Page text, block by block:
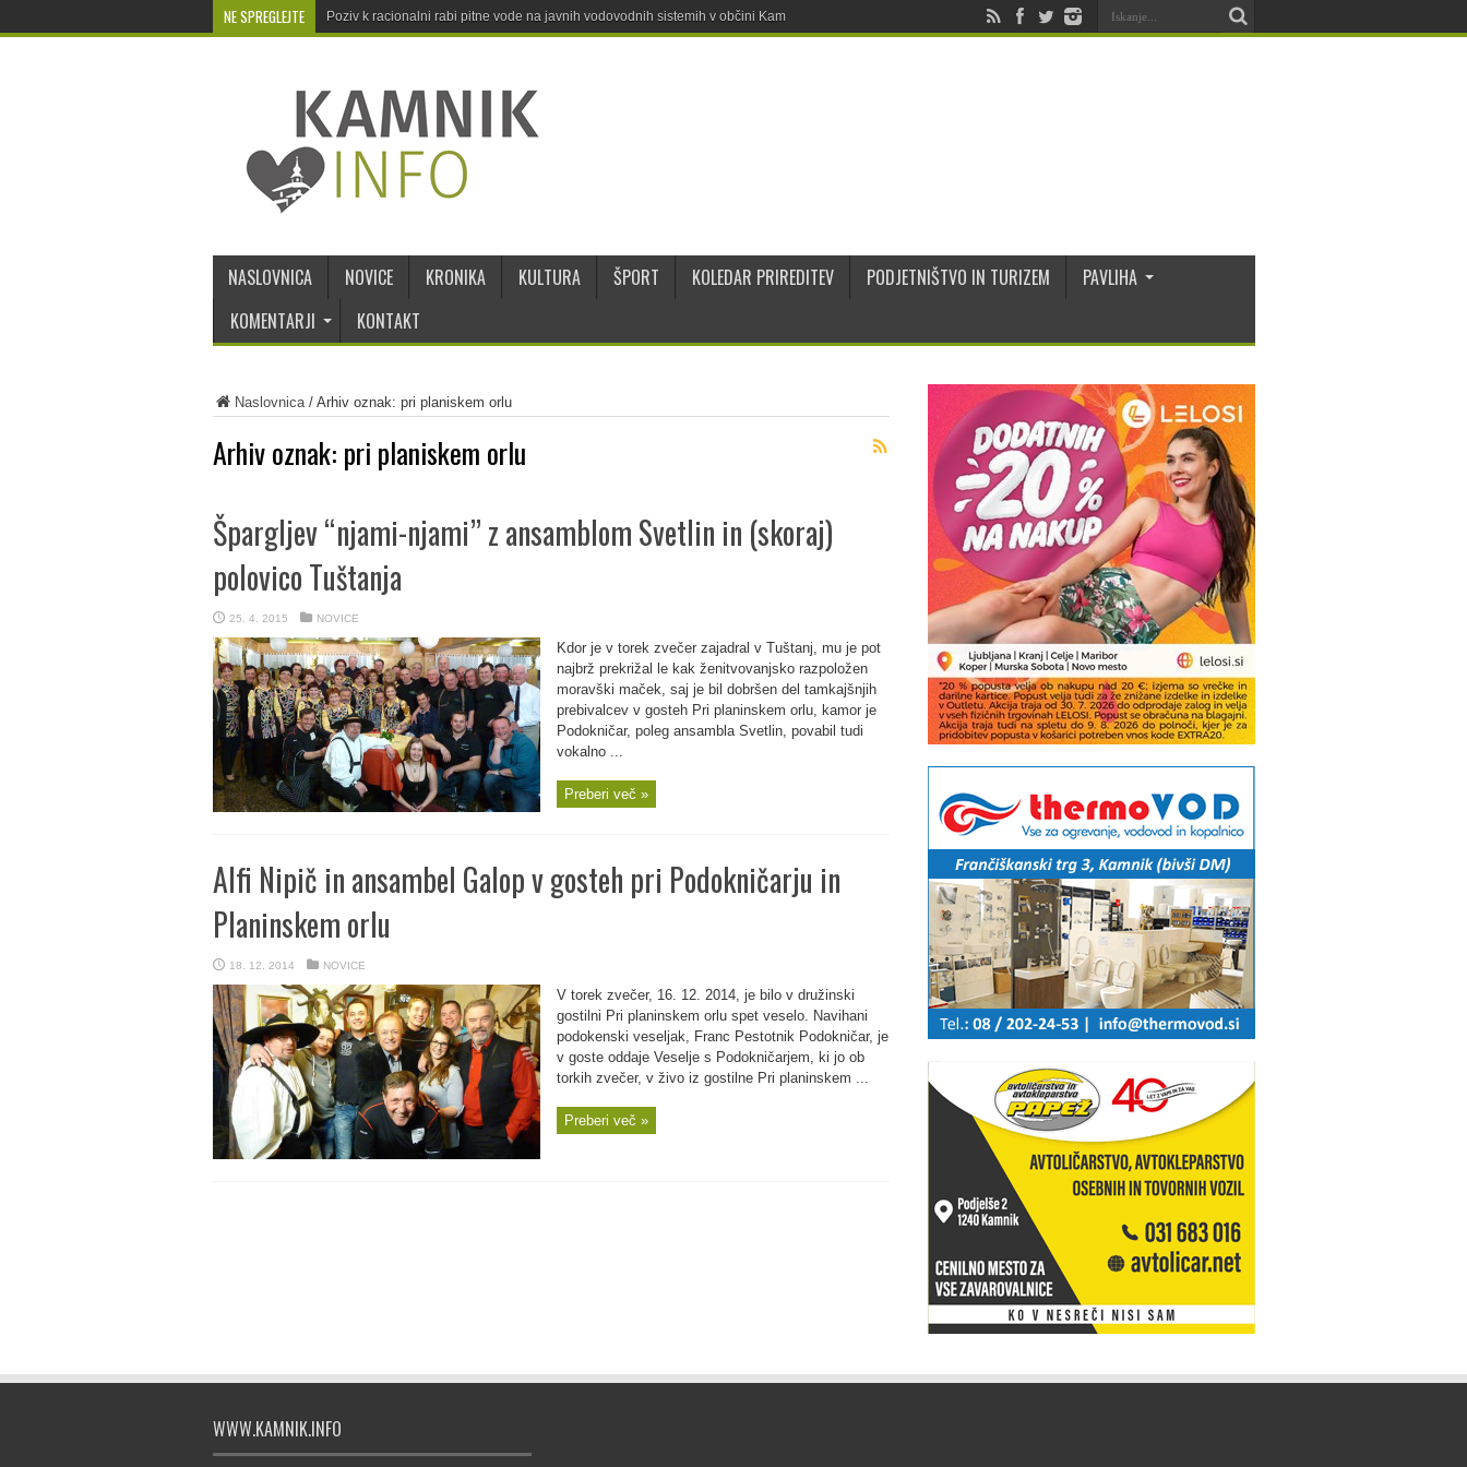
NE SPREGLEJTE Poziv k racionalni rabi pitne vode na javnih vodovodnih sistemih v občini Kamnik
NASLOVNICA NOVICE KRONIKA KULTURA ŠPORT KOLEDAR PRIREDITEV PODJETNIŠTVO IN TURIZEM
PAVLIHA
KOMENTARJI
KONTAKT
Naslovnica/ Arhiv oznak: pri planiskem orlu
Arhiv oznak: pri planiskem orlu
Špargljev “njami-njami” z ansamblom Svetlin in (skoraj)
polovico Tuštanja
25. 4. 2015 NOVICE
Kdor je v torek zvečer zajadral v Tuštanj, mu je pot
najbrž prekrižal le kak ženitvovanjsko razpoložen
moravški maček, saj je bil dobršen del tamkajšnjih
prebivalcev v gosteh Pri planinskem orlu, kamor je
Podokničar, poleg ansambla Svetlin, povabil tudi
vokalno ...
Preberi več »
Alfi Nipič in ansambel Galop v gosteh pri Podokničarju in
Planinskem orlu
18. 12. 2014 NOVICE
V torek zvečer, 16. 12. 2014, je bilo v družinski
gostilni Pri planinskem orlu spet veselo. Navihani
podokenski veseljak, Franc Pestotnik Podokničar, je
v goste oddaje Veselje s Podokničarjem, ki jo ob
torkih zvečer, v živo iz gostilne Pri planinskem ...
Preberi več »
WWW.KAMNIK.INFO